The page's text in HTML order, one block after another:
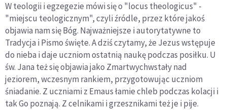
W teologii i egzegezie mówi się o "locus theologicus" -
"miejscu teologicznym", czyli źródle, przez które jakoś
objawia nam się Bóg. Najważniejsze i autorytatywne to
Tradycja i Pismo święte. A dziś czytamy, że Jezus wstępuje
do nieba i daje uczniom ostatnią naukę podczas posiłku. U
św. Jana też się objawia jako Zmartwychwstały nad
jeziorem, wczesnym rankiem, przygotowując uczniom
śniadanie. Z uczniami z Emaus łamie chleb podczas kolacji i
tak Go poznają. Z celnikami i grzesznikami też je i pije.